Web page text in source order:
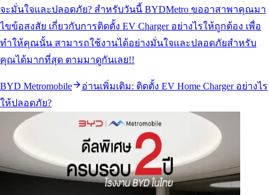
จะมั่นใจและปลอดภัย? สำหรับวันนี้ BYDMetro ขออาสาพาคุณมา
ไขข้อสงสัย เกี่ยวกับการติดตั้ง EV Charger อย่างไรให้ถูกต้อง เพื่อ
ทำให้คุณนั้น สามารถใช้งานได้อย่างมั่นใจและปลอดภัยสำหรับ
คุณได้มากที่สุด ตามมาดูกันเลย!!
BYD Metromobile อ่านเพิ่มเติม: ติดตั้ง EV Home Charger อย่างไร
ให้ปลอดภัย?